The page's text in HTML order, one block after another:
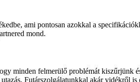
ami pontosan azokkal a
mond.
minden felmerülő problémát kiszűrjünk
Futárszolgálatunkkal akár vidékről